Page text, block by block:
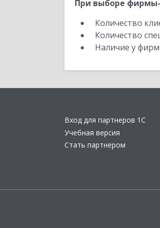
При выборе
Количество
Количество
Наличие у
Вход для партнеров 1С
Учебная версия
Стать партнером